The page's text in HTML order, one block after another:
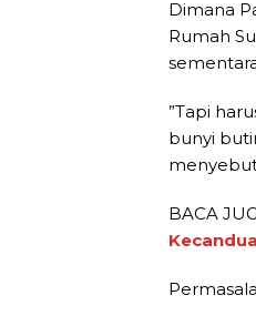
Dimana
Rumah
”Tapi
bunyi
BACA